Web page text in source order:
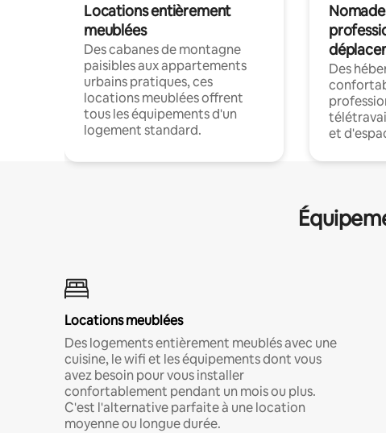
Locations entièrement
meublées
Des cabanes de montagne
paisibles aux appartements
urbains pratiques, ces
locations meublées offrent
tous les équipements d'un
logement standard.
Des
et
Locations meublées
Des logements entièrement meublés avec une
cuisine, le wifi et les équipements dont vous
avez besoin pour vous installer
confortablement pendant un mois ou plus.
C'est l'alternative parfaite à une location
moyenne ou longue durée.